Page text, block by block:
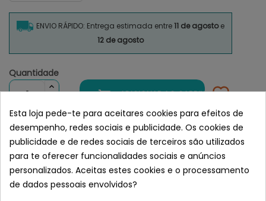
ENVIO RÁPIDO: Entrega estimada entre11 de agostoe
12 de agosto
Quantidade
 ADICIONAR AO CARRINHO
Semelhante a BECO Bolsas para
excrementos 100% Reciclado Sin
Aroma
Esta loja pede-te para aceitares cookies para efeitos de
desempenho, redes sociais e publicidade. Os cookies de
publicidade e de redes sociais de terceiros são utilizados
para te oferecer funcionalidades sociais e anúncios
personalizados. Aceitas estes cookies e o processamento
de dados pessoais envolvidos?